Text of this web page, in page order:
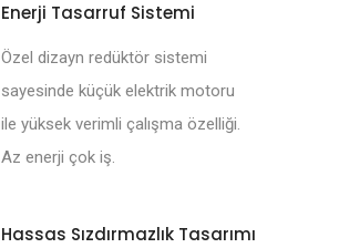
Enerji Tasarruf Sistemi
Özel dizayn redüktör sistemi
sayesinde küçük elektrik motoru
ile yüksek verimli çalışma özelliği.
Az enerji çok iş.
Hassas Sızdırmazlık Tasarımı